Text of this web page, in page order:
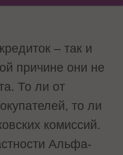
– так и
причине они не
То ли от
то ли
комиссий.
Альфа-